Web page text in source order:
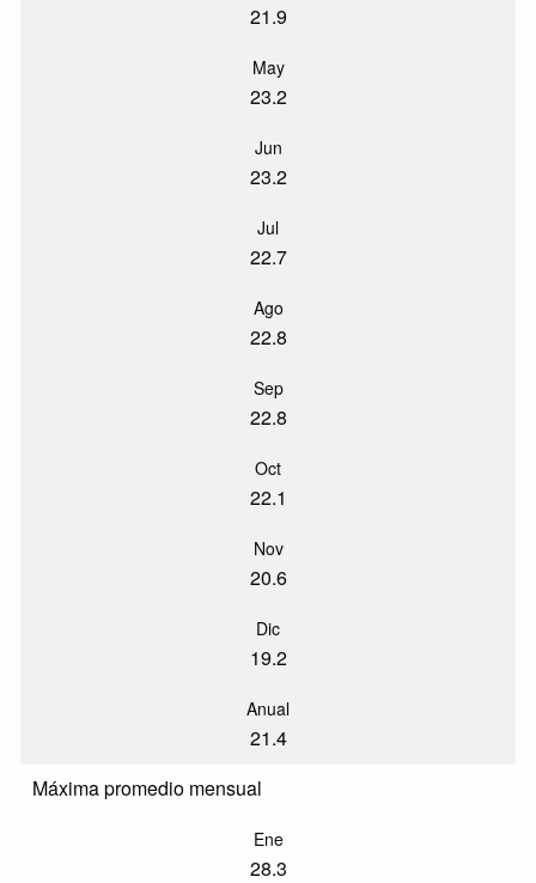
21.9
May
23.2
Jun
23.2
Jul
22.7
Ago
22.8
Sep
22.8
Oct
22.1
Nov
20.6
Dic
19.2
Anual
21.4
Máxima promedio mensual
Ene
28.3